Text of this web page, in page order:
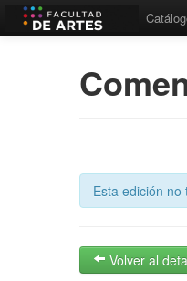
Esta edición
Volver al